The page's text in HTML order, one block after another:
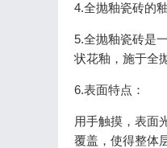
4.全抛釉瓷砖的
5.全抛釉瓷砖是
状花釉，施于全
6.表面特点：
用手触摸，表面
覆盖，使得整体